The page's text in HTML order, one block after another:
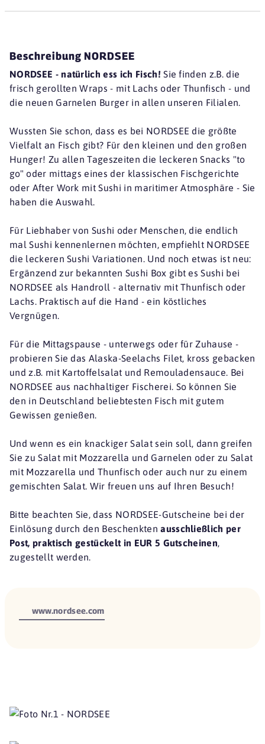
Beschreibung NORDSEE
NORDSEE - natürlich ess ich Fisch! Sie finden z.B. die
frisch gerollten Wraps - mit Lachs oder Thunfisch - und
die neuen Garnelen Burger in allen unseren Filialen.
Wussten Sie schon, dass es bei NORDSEE die größte
Vielfalt an Fisch gibt? Für den kleinen und den großen
Hunger! Zu allen Tageszeiten die leckeren Snacks "to
go" oder mittags eines der klassischen Fischgerichte
oder After Work mit Sushi in maritimer Atmosphäre - Sie
haben die Auswahl.
Für Liebhaber von Sushi oder Menschen, die endlich
mal Sushi kennenlernen möchten, empfiehlt NORDSEE
die leckeren Sushi Variationen. Und noch etwas ist neu:
Ergänzend zur bekannten Sushi Box gibt es Sushi bei
NORDSEE als Handroll - alternativ mit Thunfisch oder
Lachs. Praktisch auf die Hand - ein köstliches
Vergnügen.
Für die Mittagspause - unterwegs oder für Zuhause -
probieren Sie das Alaska-Seelachs Filet, kross gebacken
und z.B. mit Kartoffelsalat und Remouladensauce. Bei
NORDSEE aus nachhaltiger Fischerei. So können Sie
den in Deutschland beliebtesten Fisch mit gutem
Gewissen genießen.
Und wenn es ein knackiger Salat sein soll, dann greifen
Sie zu Salat mit Mozzarella und Garnelen oder zu Salat
mit Mozzarella und Thunfisch oder auch nur zu einem
gemischten Salat. Wir freuen uns auf Ihren Besuch!
Bitte beachten Sie, dass NORDSEE-Gutscheine bei der
Einlösung durch den Beschenktenausschließlich per
Post, praktisch gestückelt in EUR 5 Gutscheinen,
zugestellt werden.
www.nordsee.com